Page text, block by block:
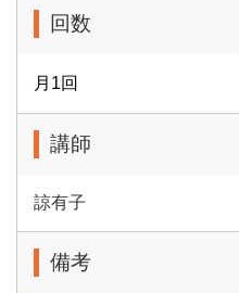
回数
月1回
講師
諒有子
備考